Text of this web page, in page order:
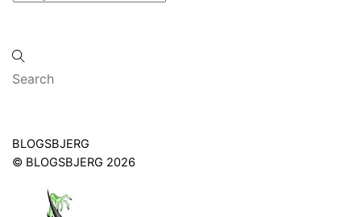
Back
To
BLOGSBJERG
© BLOGSBJERG 2026